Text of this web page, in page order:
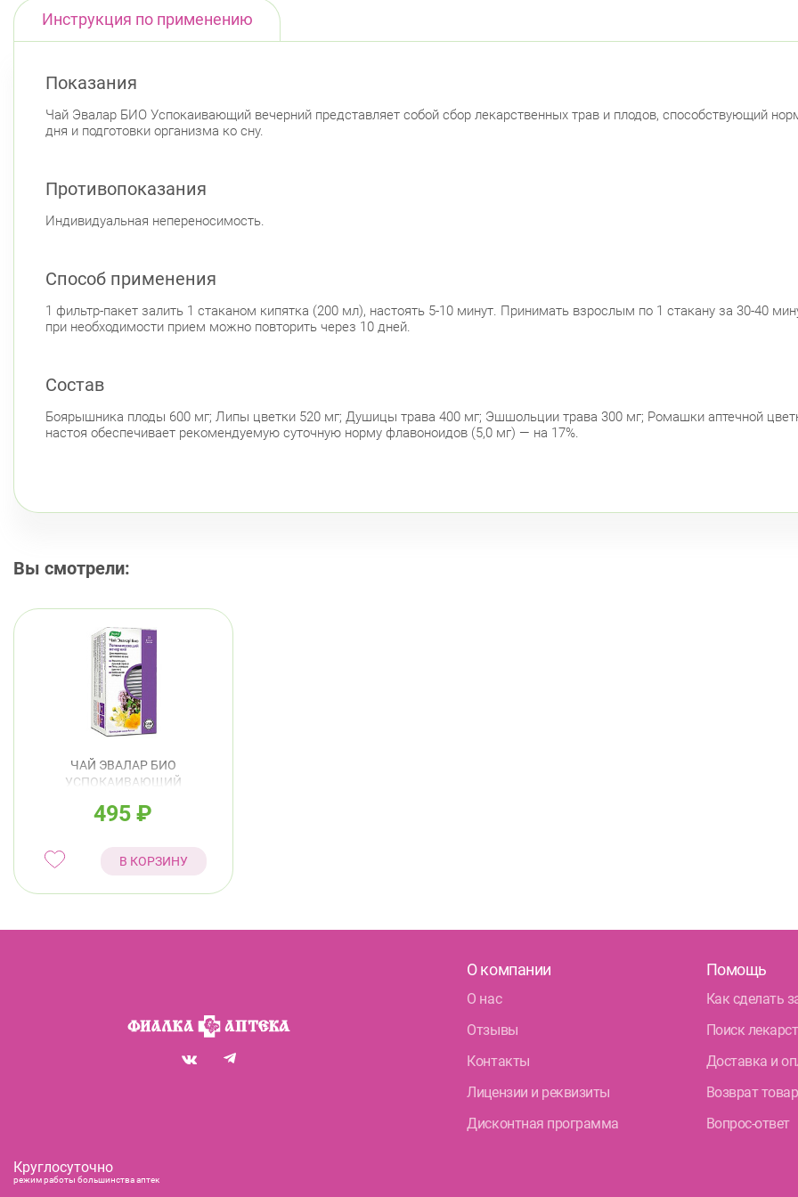
Инструкция по применению
Показания
Чай Эвалар БИО Успокаивающий вечерний представляет собой сбор лекарственных трав и плодов, способствующий
дня и подготовки организма ко сну.
Противопоказания
Индивидуальная непереносимость.
Способ применения
1 фильтр-пакет залить 1 стаканом кипятка (200 мл), настоять 5-10 минут. Принимать взрослым по 1 стакану за 30-40
при необходимости прием можно повторить через 10 дней.
Состав
Боярышника плоды 600 мг; Липы цветки 520 мг; Душицы трава 400 мг; Эшшольции трава 300 мг; Ромашки аптечной
настоя обеспечивает рекомендуемую суточную норму флавоноидов (5,0 мг) — на 17%.
Вы смотрели:
ЧАЙ ЭВАЛАР БИО
УСПОКАИВАЮЩИЙ
495₽
В КОРЗИНУ
О компании
О нас
Отзывы
Контакты
Лицензии и реквизиты
Дисконтная программа
Помощь
Как сделать
Поиск
Доставка и
Возврат
Вопрос-ответ
Круглосуточно
режим работы большинства аптек